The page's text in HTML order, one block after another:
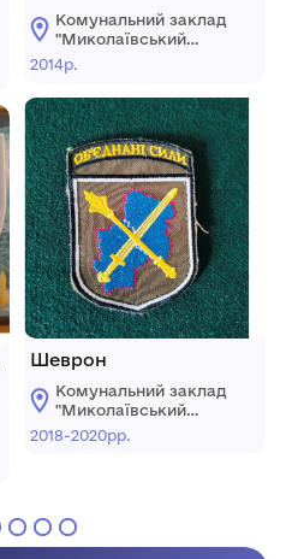
Комунальний заклад
"Миколаївський
обласний
краєзнавчий музей"
2014р.
Шеврон
Комунальний заклад
"Миколаївський
обласний
краєзнавчий музей"
2018-2020рр.